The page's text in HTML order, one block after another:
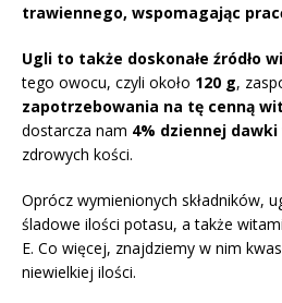
trawiennego, wspomagając
Ugli to także doskonałe źródło
tego owocu, czyli około 120 g,
zapotrzebowania na tę cenną
dostarcza nam 4% dziennej dawki
zdrowych kości.
Oprócz wymienionych składników,
śladowe ilości potasu, a także
E. Co więcej, znajdziemy w nim
niewielkiej ilości.